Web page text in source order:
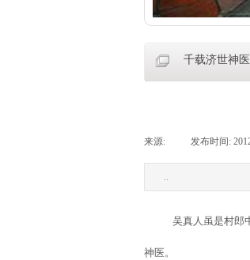
千载济世神医
来源: 发布时间:
..
吴真人虽是村郎
神医。